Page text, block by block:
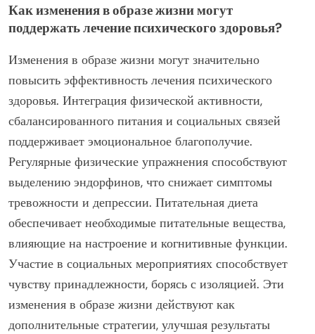
Как изменения в образе жизни могут
поддержать лечение психического здоровья?
Изменения в образе жизни могут значительно
повысить эффективность лечения психического
здоровья. Интеграция физической активности,
сбалансированного питания и социальных связей
поддерживает эмоциональное благополучие.
Регулярные физические упражнения способствуют
выделению эндорфинов, что снижает симптомы
тревожности и депрессии. Питательная диета
обеспечивает необходимые питательные вещества,
влияющие на настроение и когнитивные функции.
Участие в социальных мероприятиях способствует
чувству принадлежности, борясь с изоляцией. Эти
изменения в образе жизни действуют как
дополнительные стратегии, улучшая результаты